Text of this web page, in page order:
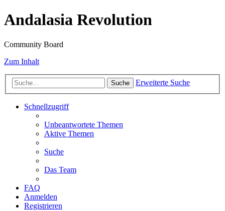
Andalasia Revolution
Community Board
Zum Inhalt
Suche Erweiterte Suche
Schnellzugriff
Unbeantwortete Themen
Aktive Themen
Suche
Das Team
FAQ
Anmelden
Registrieren